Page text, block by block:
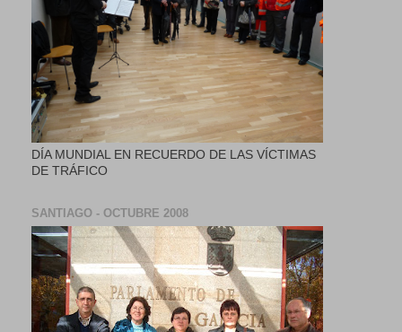
DÍA MUNDIAL EN RECUERDO DE LAS VÍCTIMAS
DE TRÁFICO
SANTIAGO - OCTUBRE 2008